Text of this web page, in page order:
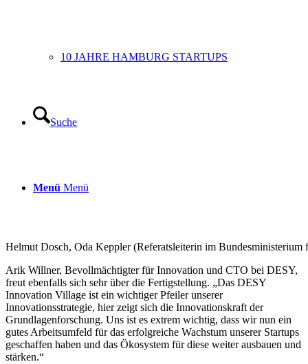
10 JAHRE HAMBURG STARTUPS
Suche
Menü Menü
Helmut Dosch, Oda Keppler (Referatsleiterin im
Arik Willner, Bevollmächtigter für Innovation und CTO bei DESY,
freut ebenfalls sich sehr über die Fertigstellung. „Das DESY
Innovation Village ist ein wichtiger Pfeiler unserer
Innovationsstrategie, hier zeigt sich die Innovationskraft der
Grundlagenforschung. Uns ist es extrem wichtig, dass wir nun ein
gutes Arbeitsumfeld für das erfolgreiche Wachstum unserer Startups
geschaffen haben und das Ökosystem für diese weiter ausbauen und
stärken.“